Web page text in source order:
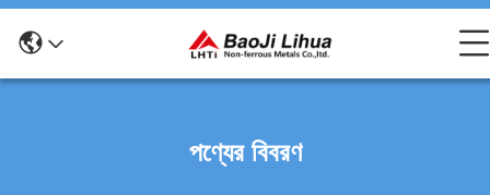
পণ্যের বিবরণ